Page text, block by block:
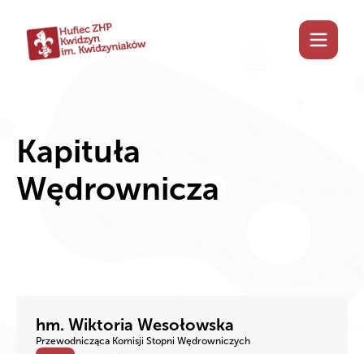
Kapituła
Wędrownicza
hm. Wiktoria Wesołowska
Przewodnicząca Komisji Stopni Wędrowniczych